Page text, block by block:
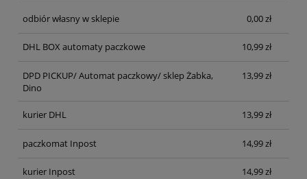
odbiór własny w sklepie
0,00 zł
DHL BOX automaty paczkowe 10,99 zł
DPD PICKUP/ Automat paczkowy/ sklep Żabka,
Dino
13,99 zł
kurier DHL 13,99 zł
paczkomat Inpost 14,99 zł
kurier Inpost 14,99 zł